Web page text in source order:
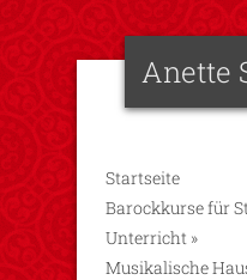
Anette
Startseite
Barockkurse für
Unterricht »
Musikalische